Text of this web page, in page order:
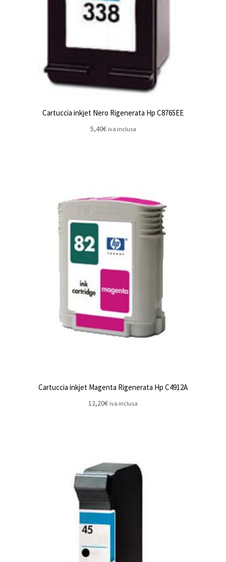
Cartuccia inkjet Nero Rigenerata Hp C8765EE
5,40€ iva inclusa
Cartuccia inkjet Magenta Rigenerata Hp C4912A
12,20€ iva inclusa